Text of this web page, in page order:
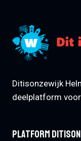
Ditisonzewijk
deelplatform
Platform